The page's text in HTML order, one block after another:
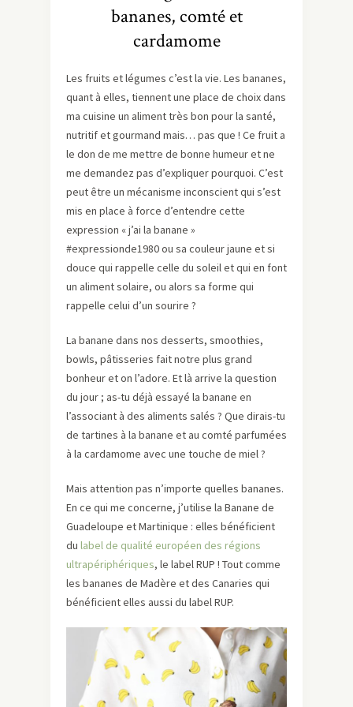
bananes, comté et
cardamome
Les fruits et légumes c’est la vie. Les bananes,
quant à elles, tiennent une place de choix dans
ma cuisine un aliment très bon pour la santé,
nutritif et gourmand mais… pas que ! Ce fruit a
le don de me mettre de bonne humeur et ne
me demandez pas d’expliquer pourquoi. C’est
peut être un mécanisme inconscient qui s’est
mis en place à force d’entendre cette
expression « j’ai la banane »
#expressionde1980 ou sa couleur jaune et si
douce qui rappelle celle du soleil et qui en font
un aliment solaire, ou alors sa forme qui
rappelle celui d’un sourire ?
La banane dans nos desserts, smoothies,
bowls, pâtisseries fait notre plus grand
bonheur et on l’adore. Et là arrive la question
du jour ; as-tu déjà essayé la banane en
l’associant à des aliments salés ? Que dirais-tu
de tartines à la banane et au comté parfumées
à la cardamome avec une touche de miel ?
Mais attention pas n’importe quelles bananes.
En ce qui me concerne, j’utilise la Banane de
Guadeloupe et Martinique : elles bénéficient
du label de qualité européen des régions
ultrapériphériques, le label RUP ! Tout comme
les bananes de Madère et des Canaries qui
bénéficient elles aussi du label RUP.